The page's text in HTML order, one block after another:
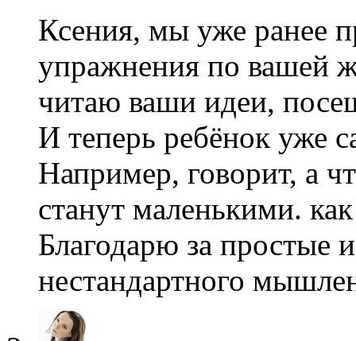
Ксения, мы уже ранее
упражнения по вашей
читаю ваши идеи,
И теперь ребёнок уже
Например, говорит, а
станут маленькими.
Благодарю за простые
нестандартного